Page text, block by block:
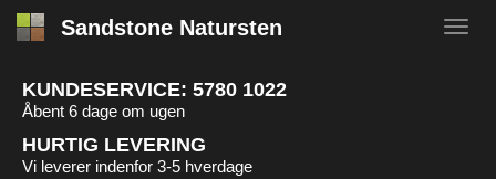
Sandstone Natursten
KUNDESERVICE: 5780 1022
Åbent 6 dage om ugen
HURTIG LEVERING
Vi leverer indenfor 3-5 hverdage